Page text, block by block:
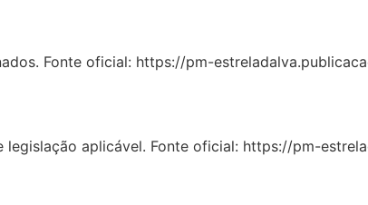
Fonte oficial: https://pm-
legislação aplicável. Fonte oficial: https://pm-